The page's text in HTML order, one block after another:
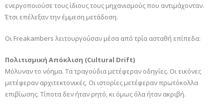
ενεργοποιούσε τους ίδιους τους μηχανισμούς που αντιμάχονταν.
Έτσι επέλεξαν την έμμεση μετάδοση.
Οι Freakambers λειτουργούσαν μέσα από τρία ασταθή επίπεδα:
Πολιτισμική Απόκλιση (Cultural Drift)
Μόλυναν το νόημα. Τα τραγούδια μετέφεραν οδηγίες. Οι εικόνες
μετέφεραν αρχιτεκτονικές. Οι ιστορίες μετέφεραν πρωτόκολλα
επιβίωσης. Τίποτα δεν ήταν ρητό, κι όμως όλα ήταν ακριβή.